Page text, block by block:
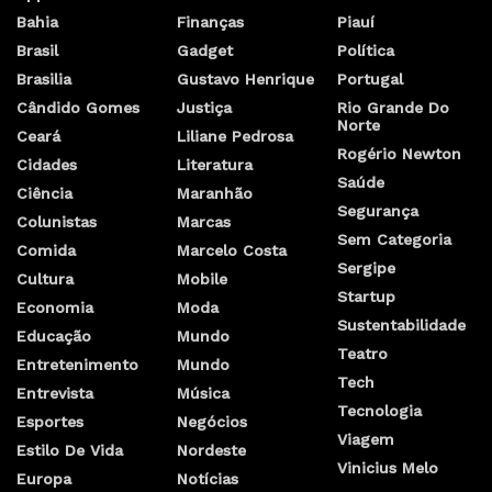
Bahia
Brasil
Brasilia
Cândido Gomes
Ceará
Cidades
Ciência
Colunistas
Comida
Cultura
Economia
Educação
Entretenimento
Entrevista
Esportes
Estilo De Vida
Europa
Finanças
Gadget
Gustavo Henrique
Justiça
Liliane Pedrosa
Literatura
Maranhão
Marcas
Marcelo Costa
Mobile
Moda
Mundo
Mundo
Música
Negócios
Nordeste
Notícias
Piauí
Política
Portugal
Rio Grande Do
Norte
Rogério Newton
Saúde
Segurança
Sem Categoria
Sergipe
Startup
Sustentabilidade
Teatro
Tech
Tecnologia
Viagem
Vinicius Melo